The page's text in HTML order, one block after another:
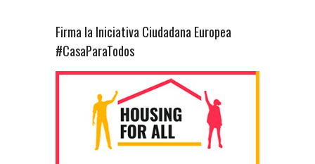
Firma la Iniciativa Ciudadana Europea
#CasaParaTodos